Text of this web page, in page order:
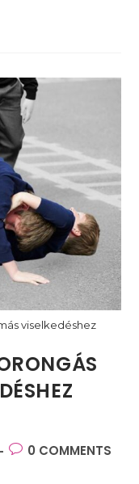
viselkedéshez
Post0 COMMENTS